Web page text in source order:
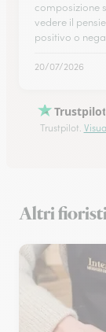
composizione
vedere il
positivo o
20/07/2026
Trustpilot
Trustpilot.
Altri